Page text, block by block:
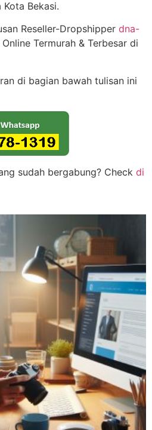
Bekasi.
Reseller-Dropshipper dna-
Termurah & Terbesar di
di bagian bawah tulisan ini
sudah bergabung? Check di